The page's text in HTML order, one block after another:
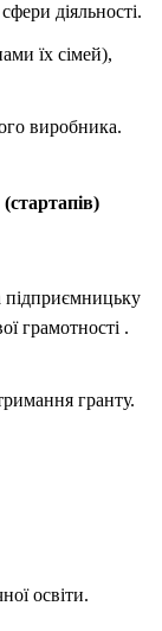
діяльності.
їх сімей),
виробника.
підприємницьку
грамотності .
гранту.
освіти.